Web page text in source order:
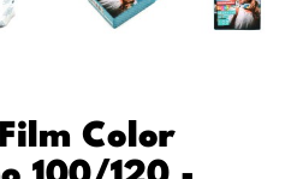
Color